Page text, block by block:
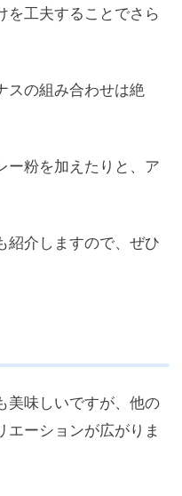
を工夫することでさら
スの組み合わせは絶
ー粉を加えたりと、ア
紹介しますので、ぜひ
美味しいですが、他の
エーションが広がりま